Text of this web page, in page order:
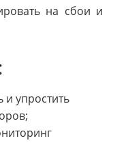
на сбои и
и упростить